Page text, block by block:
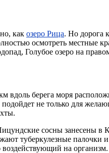
как озеро Рица. Но дорога
осмотреть местные
Голубое озеро на
вдоль берега моря
не только для
сосны занесены
туберкулезные
на организм.